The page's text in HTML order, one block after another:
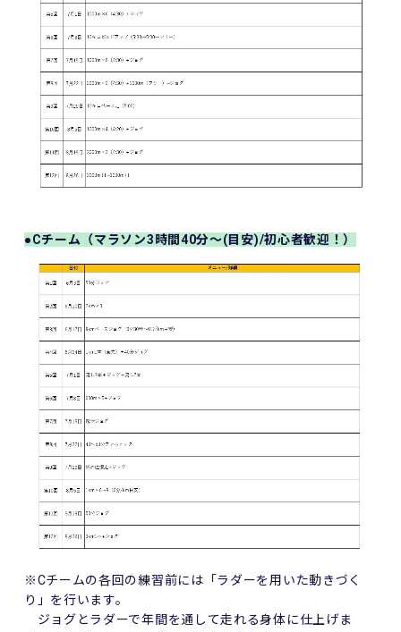
●Cチーム（マラソン3時間40分～(目安)/初心者歓迎！）
※Cチームの各回の練習前には「ラダーを用いた動きづく
り」を行います。
ジョグとラダーで年間を通して走れる身体に仕上げま